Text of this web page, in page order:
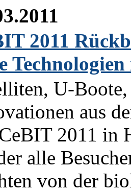
2011
U-
aus
2011 in
alle
von der